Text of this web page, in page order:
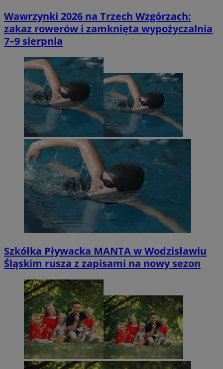
Wawrzynki 2026 na Trzech Wzgórzach:
zakaz rowerów i zamknięta wypożyczalnia
7–9 sierpnia
Szkółka Pływacka MANTA w Wodzisławiu
Śląskim rusza z zapisami na nowy sezon